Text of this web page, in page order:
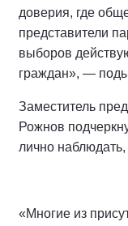
доверия, где
представители
выборов
граждан», —
Заместитель
Рожнов
лично
«Многие из